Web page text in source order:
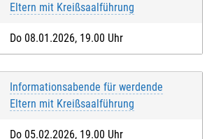
Eltern mit Kreißsaalführung
Do 08.01.2026, 19.00 Uhr
Informationsabende für werdende
Eltern mit Kreißsaalführung
Do 05.02.2026, 19.00 Uhr